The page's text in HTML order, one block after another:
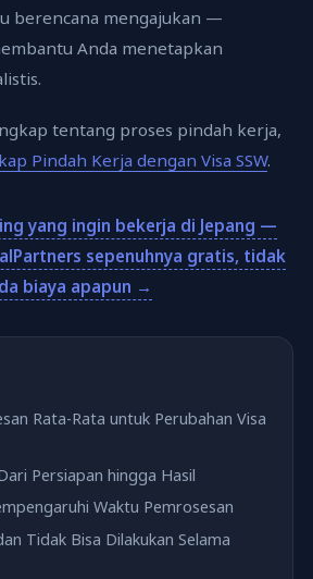
berencana mengajukan —
Anda menetapkan
tentang proses pindah kerja,
Pindah Kerja dengan Visa SSW.
yang ingin bekerja di Jepang —
sepenuhnya gratis, tidak
biaya apapun →
Rata-Rata untuk Perubahan Visa
Persiapan hingga Hasil
Waktu Pemrosesan
Tidak Bisa Dilakukan Selama